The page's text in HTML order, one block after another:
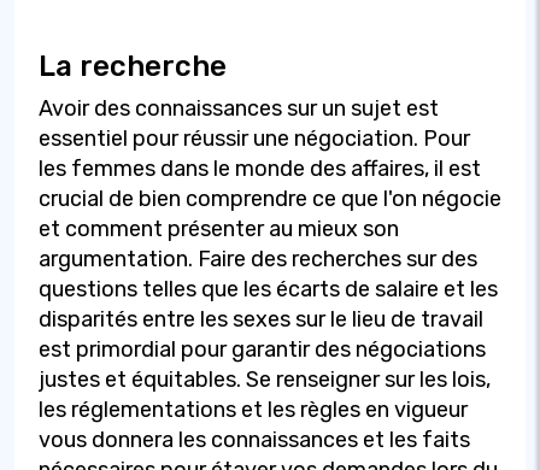
La recherche
Avoir des connaissances sur un sujet est
essentiel pour réussir une négociation. Pour
les femmes dans le monde des affaires, il est
crucial de bien comprendre ce que l'on négocie
et comment présenter au mieux son
argumentation. Faire des recherches sur des
questions telles que les écarts de salaire et les
disparités entre les sexes sur le lieu de travail
est primordial pour garantir des négociations
justes et équitables. Se renseigner sur les lois,
les réglementations et les règles en vigueur
vous donnera les connaissances et les faits